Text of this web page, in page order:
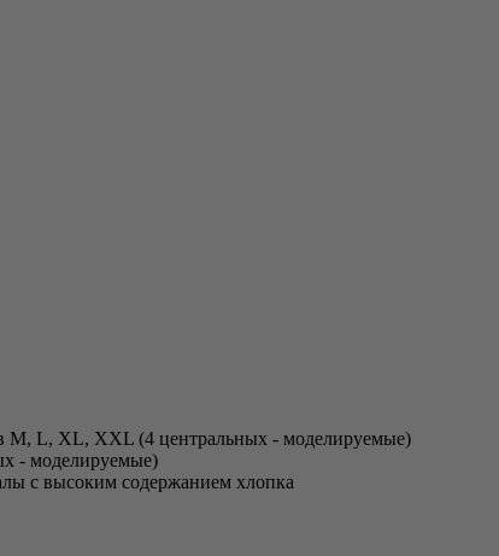
M, L, XL, XXL (4 центральных - моделируемые)
- моделируемые)
с высоким содержанием хлопка